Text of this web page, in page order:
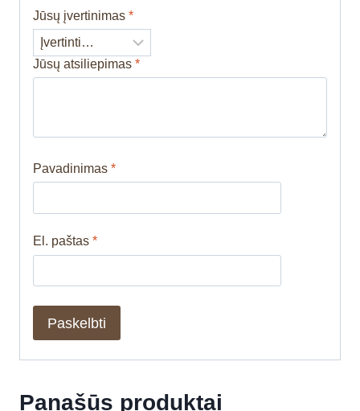
Jūsų įvertinimas *
Jūsų atsiliepimas *
Pavadinimas *
El. paštas *
Panašūs produktai